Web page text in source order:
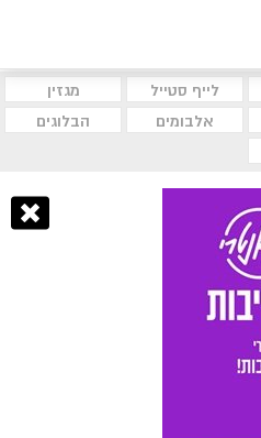
לייף סטייל
מגזין
אלבומים
הבלוגים